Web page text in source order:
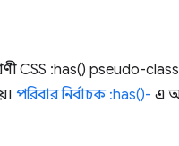
CSS :has() pseudo-
পরিবার নির্বাচক :has()- এ